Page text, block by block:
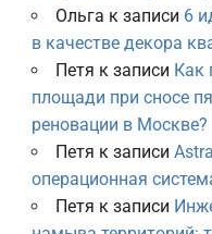
Ольга к записи 6
в качестве декора
Петя к записи Как
площади при сносе
реновации в Москве?
Петя к записи
операционная
Петя к записи